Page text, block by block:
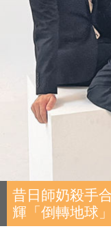
昔日師奶殺手
輝「倒轉地球」